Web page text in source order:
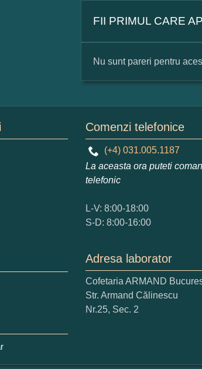
FII PRIMUL CARE
Numele
Adaugati o parere
Ce nota acordati
1 2 3
Nu tocmai bun
Nu sunt pareri pentru
Comenzi telefonice
(+4) 031.005.1187
La aceasta ora puteti
telefonic
L-V: 8:00-18:00
S-D: 8:00-16:00
Adresa laborator
Cofetaria ARMAND
Str. Armand Călinescu
Nr.25, Sec. 2